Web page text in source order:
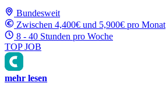
Bundesweit
Zwischen 4,400€ und 5,900€ pro Monat
8 - 40 Stunden pro Woche
TOP JOB
mehr lesen